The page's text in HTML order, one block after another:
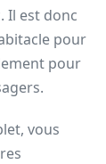
Il est donc
pour
pour
vous